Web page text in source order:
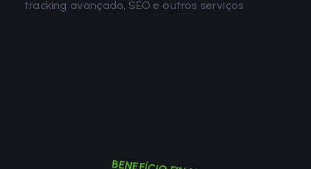
tracking avançado, SEO e outros serviços